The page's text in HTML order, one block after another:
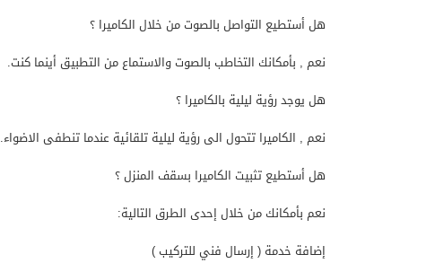
هل أستطيع التواصل بالصوت من خلال الكاميرا ؟
نعم , بأمكانك التخاطب بالصوت والاستماع من التطبيق أينما كنت.
هل يوجد رؤية ليلية بالكاميرا ؟
نعم , الكاميرا تتحول الى رؤية ليلية تلقائية عندما تنطفى الاضواء.
هل أستطيع تثبيت الكاميرا بسقف المنزل ؟
نعم بأمكانك من خلال إحدى الطرق التالية:
إضافة خدمة ( إرسال فني للتركيب )